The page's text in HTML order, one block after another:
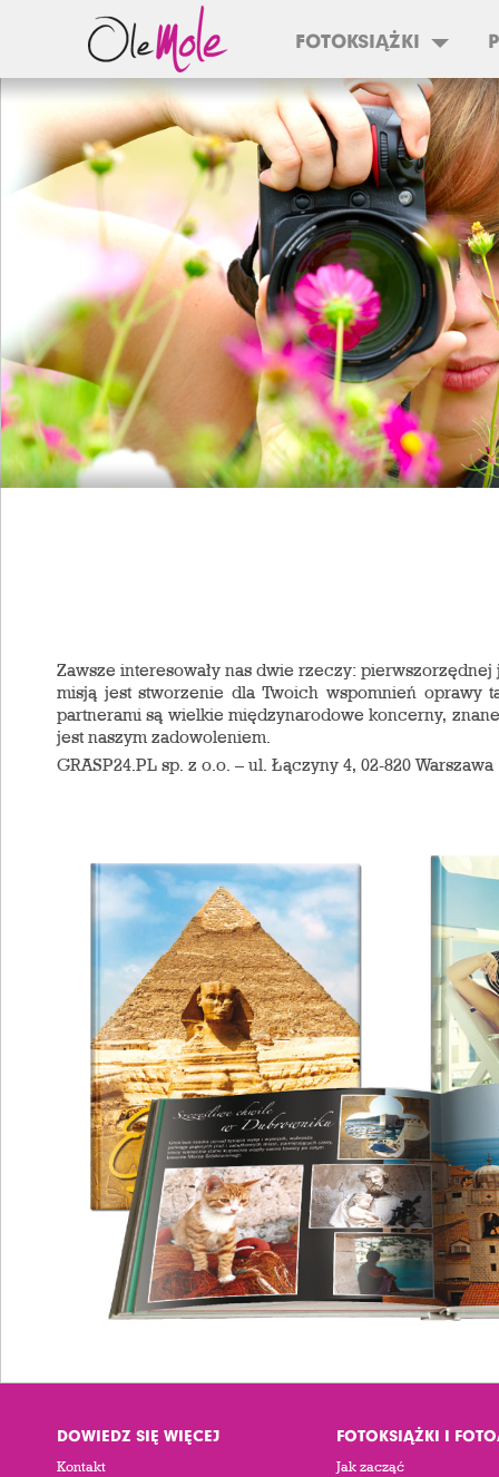
FOTOKSIĄŻKI
Zawsze interesowały nas dwie rzeczy:
misją jest stworzenie dla Twoich wspomnień oprawy
partnerami są wielkie międzynarodowe koncerny,
jest naszym zadowoleniem.
GRASP24.PL sp. z o.o. – ul. Łączyny 4, 02-820 Warszawa
DOWIEDZ SIĘ WIĘCEJ
Kontakt
FOTOKSIĄŻKI I
Jak zacząć